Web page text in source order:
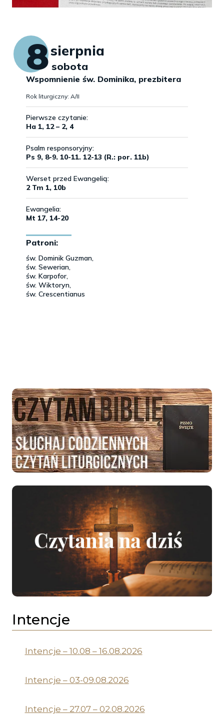
Intencje
Intencje – 10.08 – 16.08.2026
Intencje – 03-09.08.2026
Intencje – 27.07 – 02.08.2026